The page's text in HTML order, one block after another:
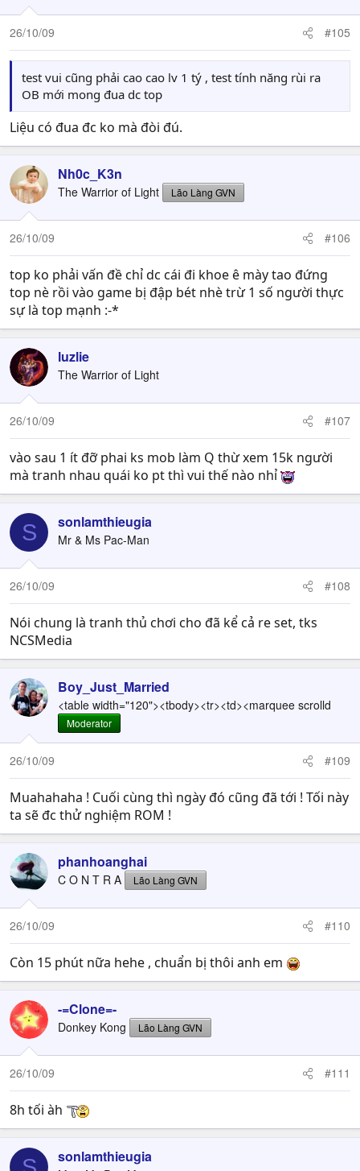
26/10/09 #105
test vui cũng phải cao cao lv 1 tý , test tính năng rùi ra
OB mới mong đua dc top
Liệu có đua đc ko mà đòi đú.
Nh0c_K3n
The Warrior of Light Lão Làng GVN
26/10/09 #106
top ko phải vấn đề chỉ dc cái đi khoe ê mày tao đứng
top nè rồi vào game bị đập bét nhè trừ 1 số người thực
sự là top mạnh :-*
luzlie
The Warrior of Light
26/10/09 #107
vào sau 1 ít đỡ phai ks mob làm Q thừ xem 15k người
mà tranh nhau quái ko pt thì vui thế nào nhỉ
S sonlamthieugia
Mr & Ms Pac-Man
26/10/09 #108
Nói chung là tranh thủ chơi cho đã kể cả re set, tks
NCSMedia
Boy_Just_Married
<table width="120"><tbody><tr><td><marquee scrolld
Moderator
26/10/09 #109
Muahahaha ! Cuối cùng thì ngày đó cũng đã tới ! Tối này
ta sẽ đc thử nghiệm ROM !
phanhoanghai
C O N T R A Lão Làng GVN
26/10/09 #110
Còn 15 phút nữa hehe , chuẩn bị thôi anh em
-=Clone=-
Donkey Kong Lão Làng GVN
26/10/09 #111
8h tối àh
sonlamthieugia